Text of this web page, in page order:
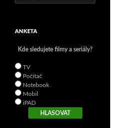
y
e
á
n
í
ANKETA
Kde sledujete filmy a seriály?
TV
Počítač
Notebook
Mobil
iPAD